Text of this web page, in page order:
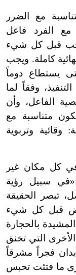
مع الضرر
مع الفرد فاعل
يجب قبل كل شيء
كاملة. ويجب
يستطاع دوماً
وفقاً لما
الفاعل، وأن
متناسبة مع
وقائية وتربوية
في كل مكان غير
«في سبيل رؤية
تبصر الحقيقة
قبل كل شيء
بالحجارة
التي تخنق
فجراً مشرقاً
ما فتئت تحبس